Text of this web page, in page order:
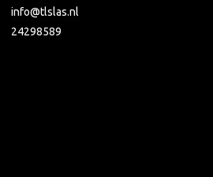
info@tlslas.nl
24298589